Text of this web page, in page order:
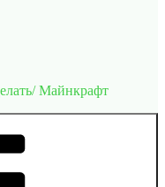
Майнкрафт